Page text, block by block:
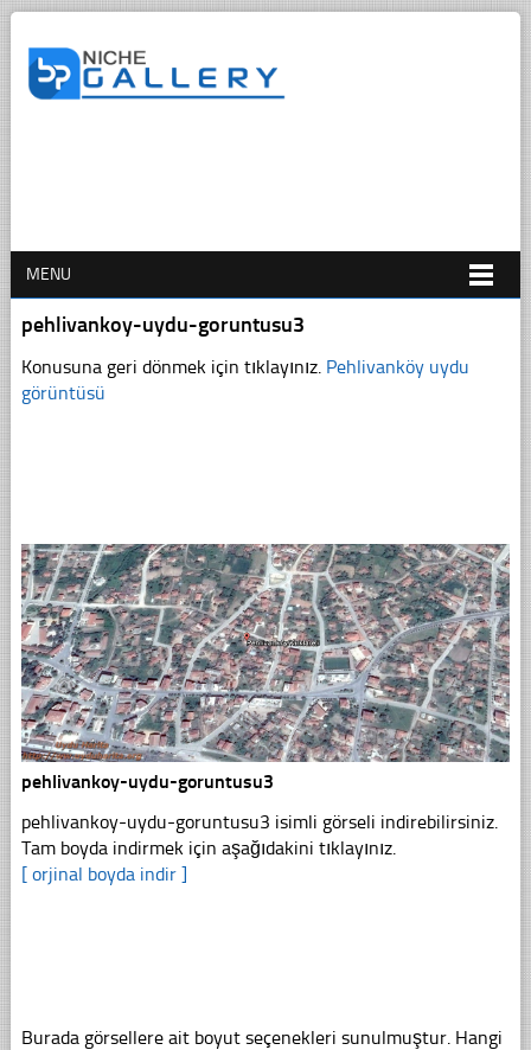
MENU
pehlivankoy-uydu-goruntusu3
Konusuna geri dönmek için tıklayınız. Pehlivanköy uydu
görüntüsü
pehlivankoy-uydu-goruntusu3
pehlivankoy-uydu-goruntusu3 isimli görseli indirebilirsiniz.
Tam boyda indirmek için aşağıdakini tıklayınız.
[ orjinal boyda indir ]
Burada görsellere ait boyut seçenekleri sunulmuştur. Hangi